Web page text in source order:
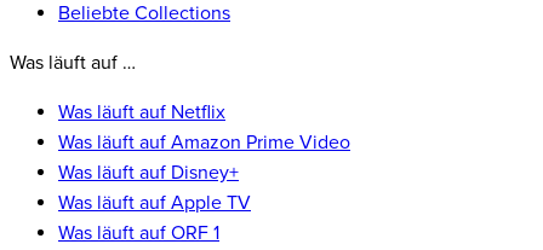
Beliebte Collections
Was läuft auf …
Was läuft auf Netflix
Was läuft auf Amazon Prime Video
Was läuft auf Disney+
Was läuft auf Apple TV
Was läuft auf ORF 1